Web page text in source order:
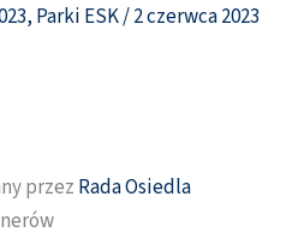
, Parki ESK/2 czerwca 2023
przez Rada Osiedla